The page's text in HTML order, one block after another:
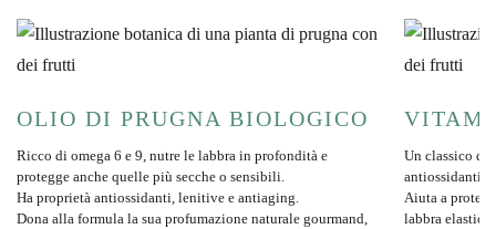
OLIO DI PRUGNA BIOLOGICO
Ricco di omega 6 e 9, nutre le labbra in profondità e
protegge anche quelle più secche o sensibili.
Ha proprietà antiossidanti, lenitive e antiaging.
Dona alla formula la sua profumazione naturale gourmand,
Un classico
antiossidanti e
Aiuta a
labbra